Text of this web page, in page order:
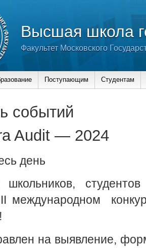
Высшая школа
Факультет Московского
Поступающим Студентам
событий
Audit — 2024
день
школьников,
международном
на выявление,